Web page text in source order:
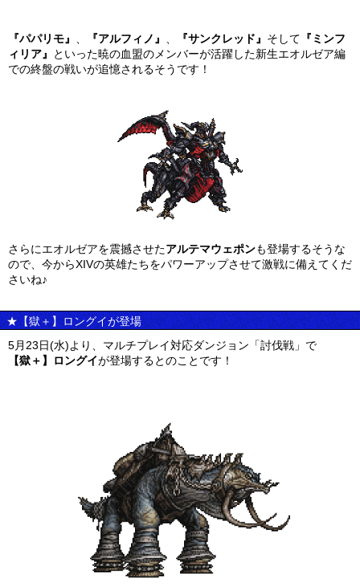
『パパリモ』 『アルフィノ』 『サンクレッド』 そして 『ミンフ
ィリア』
といった暁の血盟のメンバーが活躍した新生エオルゼア編
での終盤の戦いが追憶されるそうです！
さらにエオルゼアを震撼させたアルテマウェポンも登場するそうな
ので、今からXIVの英雄たちをパワーアップさせて激戦に備えてくだ
さいね♪
★【獄＋】ロングイが登場
5月23日(水)より、マルチプレイ対応ダンジョン「討伐戦」で
【獄＋】ロングイが登場するとのことです！